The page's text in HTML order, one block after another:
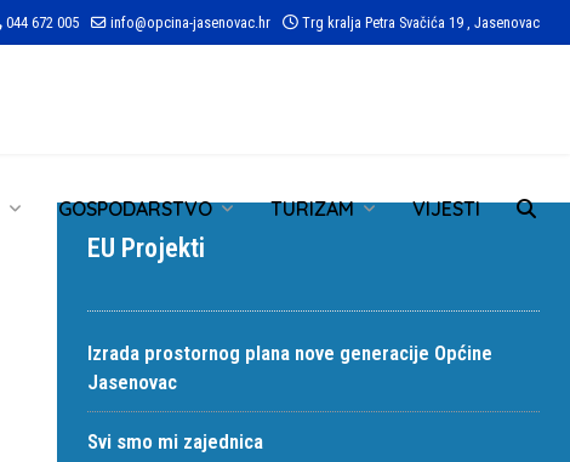
044 672 005 info@opcina-jasenovac.hr Trg kralja Petra Svačića 19 , Jasenovac
GOSPODARSTVO TURIZAM VIJESTI
EU Projekti
Izrada prostornog plana nove generacije Općine
Jasenovac
Svi smo mi zajednica